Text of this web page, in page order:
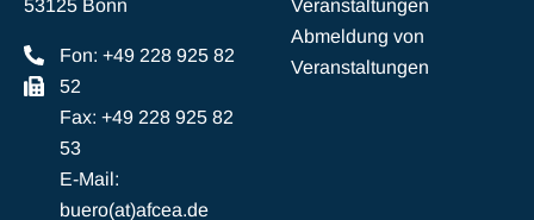
53125 Bonn
Fon: +49 228 925 82
52
Fax: +49 228 925 82
53
E-Mail:
buero(at)afcea.de
Veranstaltungen
Abmeldung von
Veranstaltungen